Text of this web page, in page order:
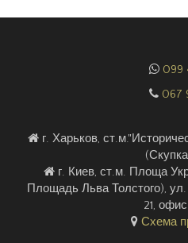
099
067
г. Харьков,
г. Киев, ст.м. Площа
Площадь Льва Толстого),
21,
Схема